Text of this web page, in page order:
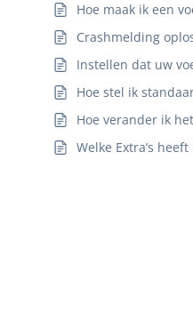
Hoe maak ik een
Crashmelding
Instellen dat uw
Hoe stel ik
Hoe verander ik
Welke Extra’s